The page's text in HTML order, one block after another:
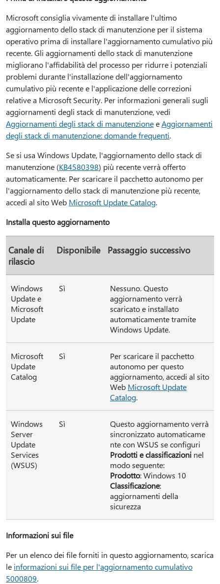
Microsoft consiglia vivamente di installare l'ultimo
aggiornamento dello stack di manutenzione per il sistema
operativo prima di installare l'aggiornamento cumulativo più
recente. Gli aggiornamenti dello stack di manutenzione
migliorano l'affidabilità del processo per ridurre i potenziali
problemi durante l'installazione dell'aggiornamento
cumulativo più recente e l'applicazione delle correzioni
relative a Microsoft Security. Per informazioni generali sugli
aggiornamenti degli stack di manutenzione, vedi
Aggiornamenti degli stack di manutenzioneeAggiornamenti
degli stack di manutenzione: domande frequenti.
Se si usa Windows Update, l'aggiornamento dello stack di
manutenzione (KB4580398) più recente verrà offerto
automaticamente. Per scaricare il pacchetto autonomo per
l'aggiornamento dello stack di manutenzione più recente,
accedi al sito Web Microsoft Update Catalog.
Installa questo aggiornamento
Canale di
rilascio
Disponibile Passaggio successivo
Windows
Update e
Microsoft
Update
Sì
Nessuno. Questo
aggiornamento verrà
scaricato e installato
automaticamente tramite
Windows Update.
Microsoft
Update
Catalog
Sì
Per scaricare il pacchetto
autonomo per questo
aggiornamento, accedi al sito
Web Microsoft Update
Catalog.
Windows
Server
Update
Services
(WSUS)
Sì
Questo aggiornamento verrà
sincronizzato automaticame
nte con WSUS se configuri
Prodotti e classificazioni nel
modo seguente:
Prodotto: Windows 10
Classificazione:
aggiornamenti della
sicurezza
Informazioni sui file
Per un elenco dei file forniti in questo aggiornamento, scarica
le informazioni sui file per l'aggiornamento cumulativo
5000809.